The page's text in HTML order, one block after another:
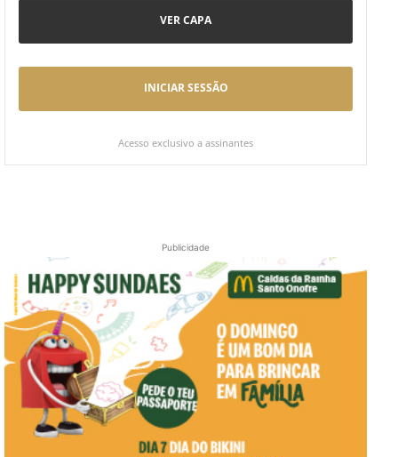
VER CAPA
INICIAR SESSÃO
Acesso exclusivo a assinantes
Publicidade